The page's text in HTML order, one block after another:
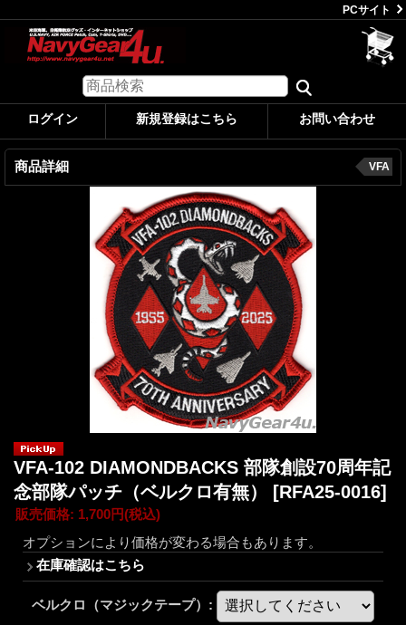
PCサイト
ログイン 新規登録はこちら お問い合わせ
商品詳細 VFA
VFA-102 DIAMONDBACKS 部隊創設70周年記
念部隊パッチ（ベルクロ有無） [RFA25-0016]
販売価格: 1,700円(税込)
オプションにより価格が変わる場合もあります。
在庫確認はこちら
ベルクロ（マジックテープ） :